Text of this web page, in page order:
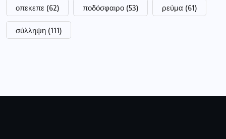
οπεκεπε (62) ποδόσφαιρο (53) ρεύμα (61)
σύλληψη (111)